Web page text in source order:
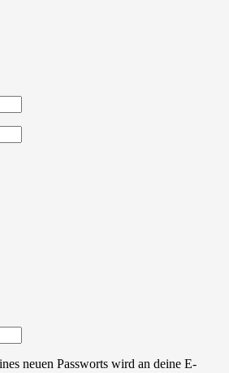
neuen Passworts wird an deine E-